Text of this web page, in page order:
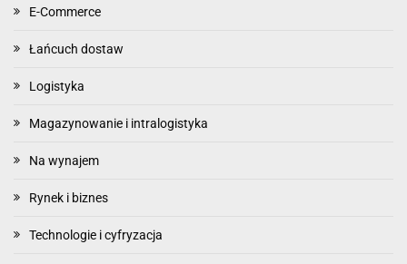
E-Commerce
Łańcuch dostaw
Logistyka
Magazynowanie i intralogistyka
Na wynajem
Rynek i biznes
Technologie i cyfryzacja